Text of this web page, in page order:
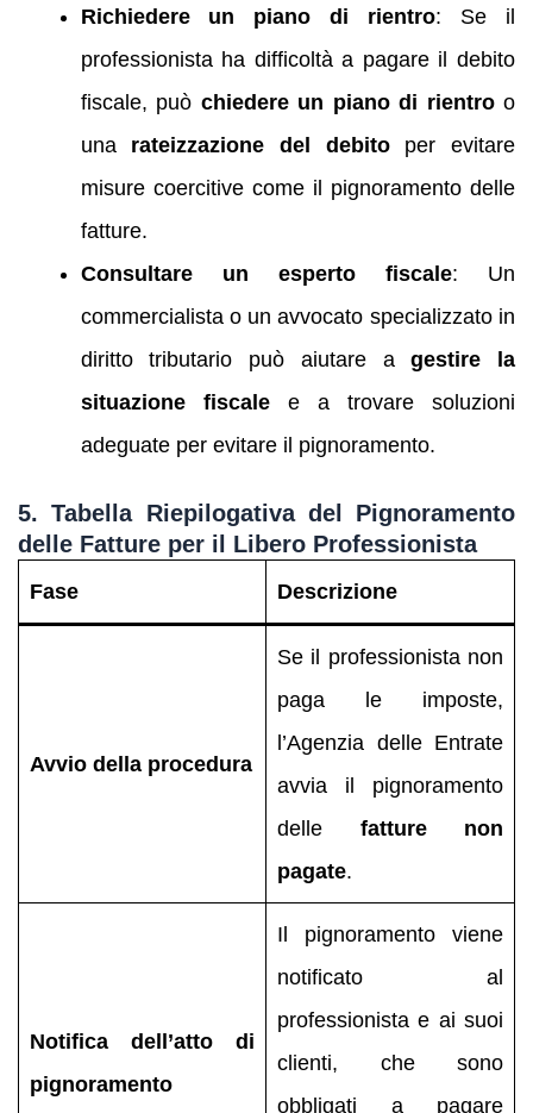
Richiedere un piano di rientro: Se il
professionista ha difficoltà a pagare il debito
fiscale, può chiedere un piano di rientroo
una rateizzazione del debitoper evitare
misure coercitive come il pignoramento delle
fatture.
Consultare un esperto fiscale: Un
commercialista o un avvocato specializzato in
diritto tributario può aiutare agestire la
situazione fiscalee a trovare soluzioni
adeguate per evitare il pignoramento.
5.Tabella Riepilogativa del Pignoramento
delle Fatture per il Libero Professionista
Fase Descrizione
Avvio della procedura
Se il professionista non
paga le imposte,
l’Agenzia delle Entrate
avvia il pignoramento
delle fatture non
pagate.
Notifica dell’atto di
pignoramento
Il pignoramento viene
notificato al
professionista e ai suoi
clienti, che sono
obbligati a pagare